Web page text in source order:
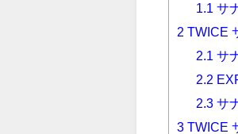
1.1 サ
2 TWICE
2.1 サ
2.2
2.3 サ
3 TWICE